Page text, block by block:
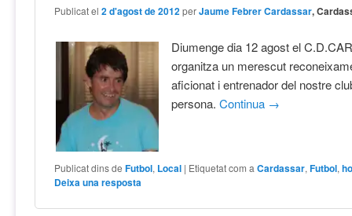
Publicat el2 d'agost de 2012 perJaume Febrer Cardassar,
Diumenge dia 12 agost el
organitza un merescut
aficionat i entrenador del nostre
persona.Continua →
Publicat dins de Futbol, Local | Etiquetat com a Cardassar,Futbol,
Deixa una resposta